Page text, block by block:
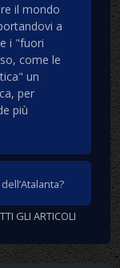
il mondo
a
i "fuori
come le
un
per
più
GLI ARTICOLI